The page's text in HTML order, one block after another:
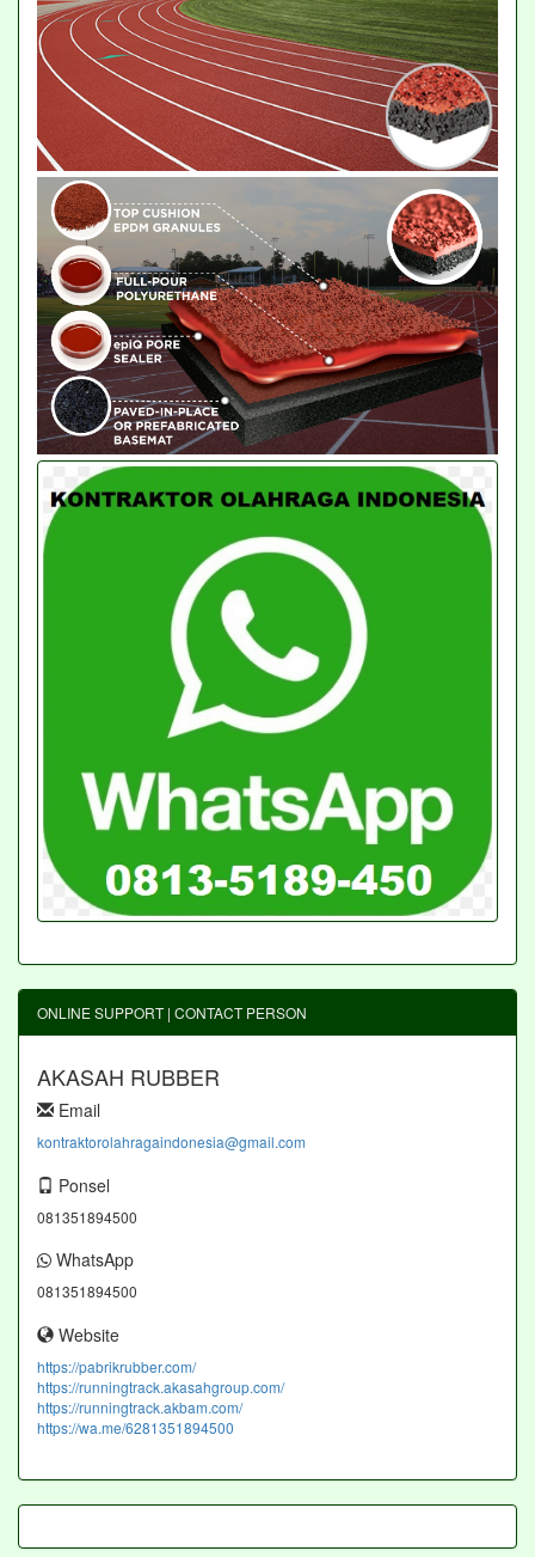
ONLINE SUPPORT | CONTACT PERSON
AKASAH RUBBER
Email
kontraktorolahragaindonesia@gmail.com
Ponsel
081351894500
WhatsApp
081351894500
Website
https://pabrikrubber.com/
https://runningtrack.akasahgroup.com/
https://runningtrack.akbam.com/
https://wa.me/6281351894500